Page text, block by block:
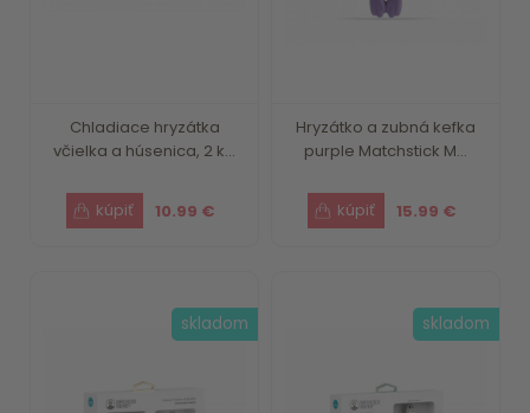
Chladiace hryzátka
včielka a húsenica, 2 k...
10.99 €
Hryzátko a zubná kefka
purple Matchstick M...
15.99 €
skladom skladom